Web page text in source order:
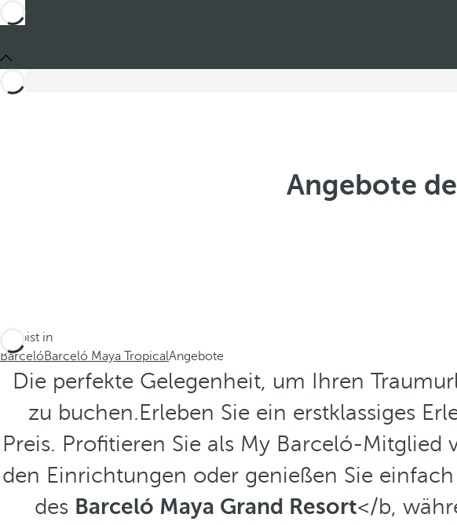
Angebote
Du bist in
BarcelóBarceló Maya TropicalAngebote
Die perfekte Gelegenheit, um Ihren
zu buchen.Erleben Sie ein erstklassiges
Preis. Profitieren Sie als My Barceló-
den Einrichtungen oder genießen Sie
des Barceló Maya Grand Resort</b,